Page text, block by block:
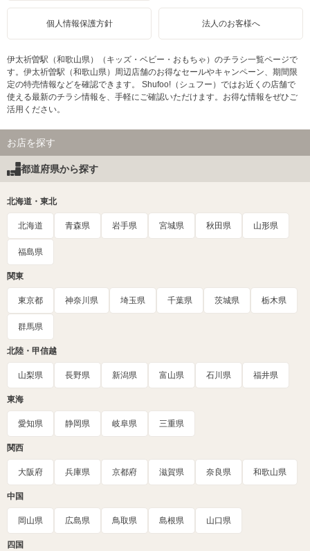
個人情報保護方針 法人のお客様へ
伊太祈曽駅（和歌山県）（キッズ・ベビー・おもちゃ）のチラシ一覧ページで
す。伊太祈曽駅（和歌山県）周辺店舗のお得なセールやキャンペーン、期間限
定の特売情報などを確認できます。 Shufoo!（シュフー）ではお近くの店舗で
使える最新のチラシ情報を、手軽にご確認いただけます。お得な情報をぜひご
活用ください。
お店を探す
都道府県から探す
北海道・東北
北海道 青森県 岩手県 宮城県 秋田県 山形県
福島県
関東
東京都 神奈川県 埼玉県 千葉県 茨城県 栃木県
群馬県
北陸・甲信越
山梨県 長野県 新潟県 富山県 石川県 福井県
東海
愛知県 静岡県 岐阜県 三重県
関西
大阪府 兵庫県 京都府 滋賀県 奈良県 和歌山県
中国
岡山県 広島県 鳥取県 島根県 山口県
四国